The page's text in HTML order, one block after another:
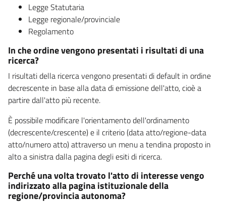
Legge Statutaria
Legge regionale/provinciale
Regolamento
In che ordine vengono presentati i risultati di una
ricerca?
I risultati della ricerca vengono presentati di default in ordine
decrescente in base alla data di emissione dell'atto, cioè a
partire dall'atto più recente.
È possibile modificare l'orientamento dell'ordinamento
(decrescente/crescente) e il criterio (data atto/regione-data
atto/numero atto) attraverso un menu a tendina proposto in
alto a sinistra dalla pagina degli esiti di ricerca.
Perché una volta trovato l'atto di interesse vengo
indirizzato alla pagina istituzionale della
regione/provincia autonoma?